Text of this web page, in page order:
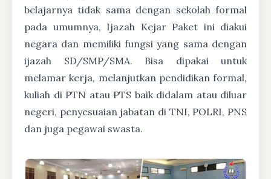
belajarnya tidak sama dengan sekolah formal
pada umumnya, Ijazah Kejar Paket ini diakui
negara dan memiliki fungsi yang sama dengan
ijazah SD/SMP/SMA. Bisa dipakai untuk
melamar kerja, melanjutkan pendidikan formal,
kuliah di PTN atau PTS baik didalam atau diluar
negeri, penyesuaian jabatan di TNI, POLRI, PNS
dan juga pegawai swasta.